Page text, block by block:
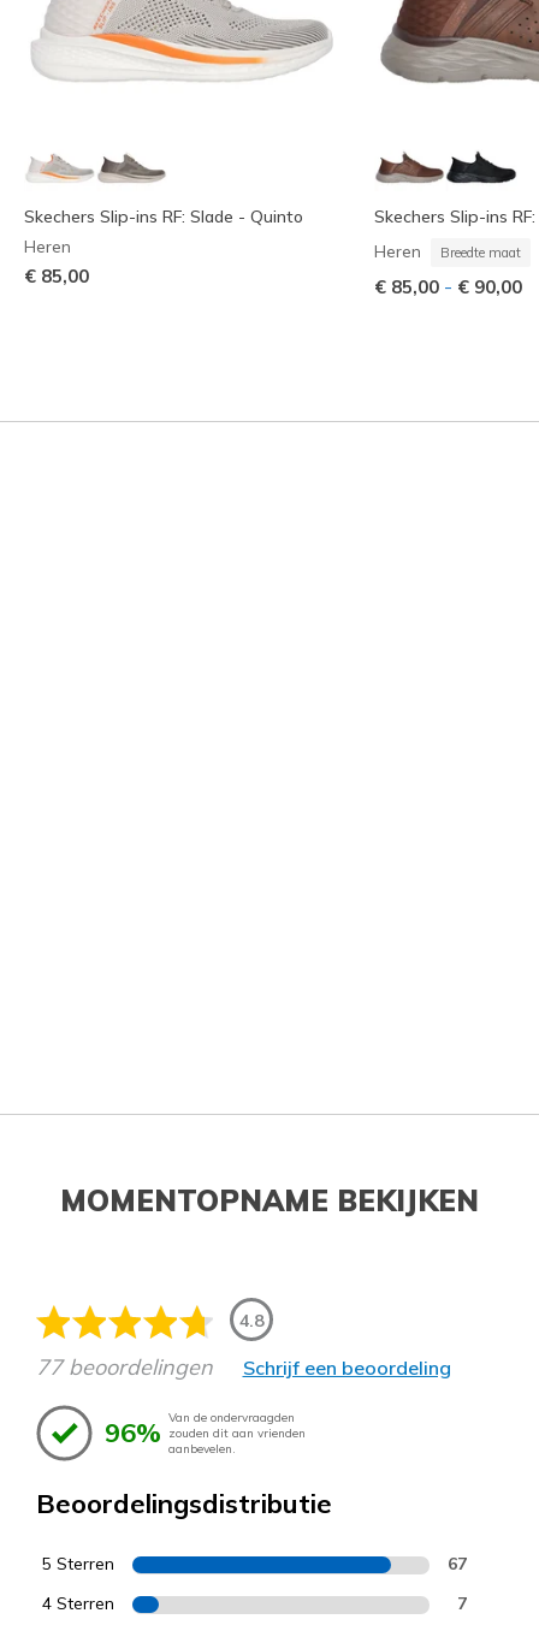
Skechers Slip-ins RF: Slade - Quinto
Heren
€ 85,00
Skechers Slip-ins
Heren Breedte maat
€ 85,00 - € 90,00
MOMENTOPNAME BEKIJKEN
4.8
77 beoordelingen Schrijf een beoordeling
96% Van de ondervraagden
zouden dit aan vrienden
aanbevelen.
Beoordelingsdistributie
5 Sterren 67
4 Sterren 7